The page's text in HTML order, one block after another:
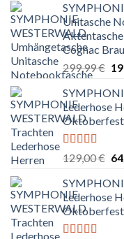
Unitasche
Cognac
299,99€
Lederhose
Oktoberfest
Bewertet
5.00
5
129,00€
Lederhose
Oktoberfest